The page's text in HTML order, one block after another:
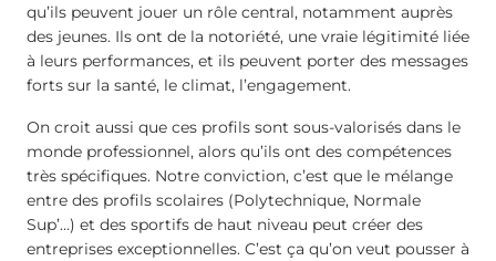
qu’ils peuvent jouer un rôle central, notamment auprès
des jeunes. Ils ont de la notoriété, une vraie légitimité liée
à leurs performances, et ils peuvent porter des messages
forts sur la santé, le climat, l’engagement.
On croit aussi que ces profils sont sous-valorisés dans le
monde professionnel, alors qu’ils ont des compétences
très spécifiques. Notre conviction, c’est que le mélange
entre des profils scolaires (Polytechnique, Normale
Sup’…) et des sportifs de haut niveau peut créer des
entreprises exceptionnelles. C’est ça qu’on veut pousser à